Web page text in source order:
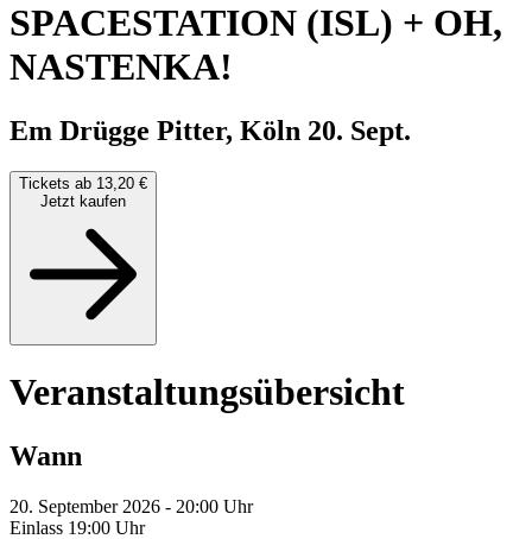
SPACESTATION (ISL) + OH,
NASTENKA!
Em Drügge Pitter, Köln 20. Sept.
Tickets ab 13,20 €
Jetzt kaufen
Veranstaltungsübersicht
Wann
20. September 2026 - 20:00 Uhr
Einlass 19:00 Uhr